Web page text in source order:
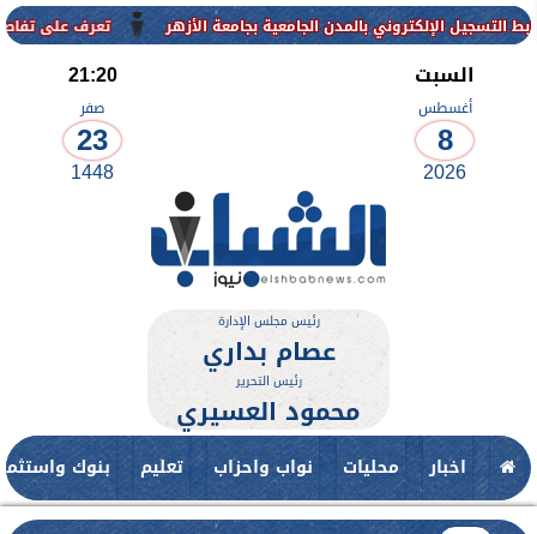
تعرف على تفاصيل وشروط القبول الجامعية بجامعة الأزهر
السبت
أغسطس
8
2026
21:20
صفر
23
1448
رئيس مجلس الإدارة
عصام بداري
رئيس التحرير
محمود العسيري
اخبار محليات نواب واحزاب تعليم بنوك